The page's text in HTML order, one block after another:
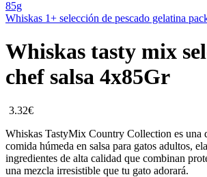
Whiskas 1+ selección de pescado gelatina
Whiskas tasty mix
chef salsa 4x85Gr
3.32€
Whiskas TastyMix Country Collection es una
comida húmeda en salsa para gatos adultos,
ingredientes de alta calidad que combinan
una mezcla irresistible que tu gato adorará.